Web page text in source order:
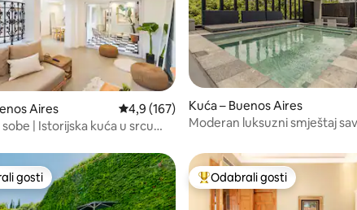
recenzija: 111
Aires Prosječna ocjena: 4,9/5, recenzija: 167
4,9 (167)
sobe | Istorijska kuća u srcu
Kuća – Buenos Aires
Moderan luksuzni smještaj
rangiranima s oznakom „Odabrali gosti”
gosti Među najviše rangiranima s
Odabrali gosti